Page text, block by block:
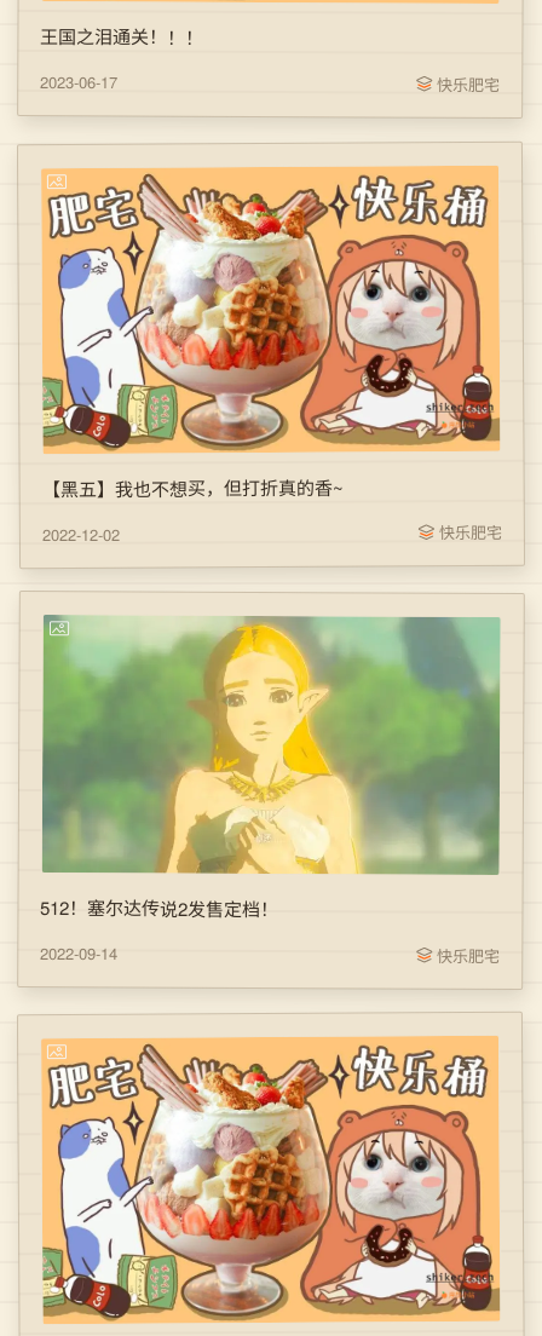
王国之泪通关！！！
2023-06-17 快乐肥宅
【黑五】我也不想买，但打折真的香~
2022-12-02 快乐肥宅
512！塞尔达传说2发售定档！
2022-09-14 快乐肥宅